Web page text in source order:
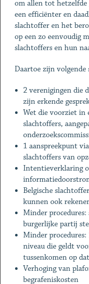
om allen tot hetzelfde
een efficiënter en
slachtoffer en het
op een zo eenvoudig
slachtoffers en hun
Daartoe zijn volgende
2 verenigingen die
zijn erkende
Wet die voorziet in
slachtoffers,
1 aanspreekpunt
slachtoffers van
Intentieverklaring
Belgische
kunnen ook
Minder
burgerlijke partij
Minder procedures:
niveau die geldt
tussenkomen op
Verhoging van
begrafeniskosten